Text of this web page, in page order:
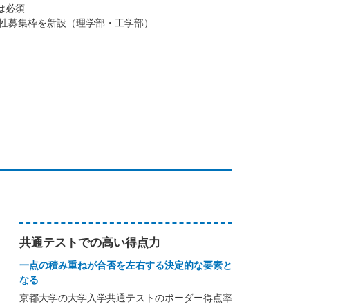
必須
募集枠を新設（理学部・工学部）
共通テストでの高い得点力
一点の積み重ねが合否を左右する決定的な要素と
なる
京都大学の大学入学共通テストのボーダー得点率